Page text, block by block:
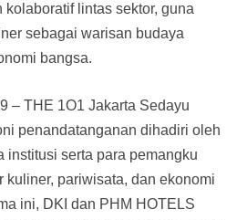
lintas sektor, guna
sebagai warisan budaya
bangsa.
– THE 1O1 Jakarta Sedayu
penandatanganan dihadiri oleh
institusi serta para pemangku
kuliner, pariwisata, dan ekonomi
ini, DKI dan PHM HOTELS